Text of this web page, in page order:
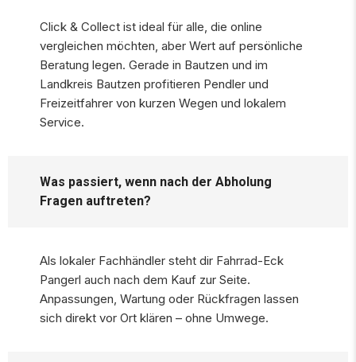
Click & Collect ist ideal für alle, die online
vergleichen möchten, aber Wert auf persönliche
Beratung legen. Gerade in Bautzen und im
Landkreis Bautzen profitieren Pendler und
Freizeitfahrer von kurzen Wegen und lokalem
Service.
Was passiert, wenn nach der Abholung
Fragen auftreten?
Als lokaler Fachhändler steht dir Fahrrad-Eck
Pangerl auch nach dem Kauf zur Seite.
Anpassungen, Wartung oder Rückfragen lassen
sich direkt vor Ort klären – ohne Umwege.